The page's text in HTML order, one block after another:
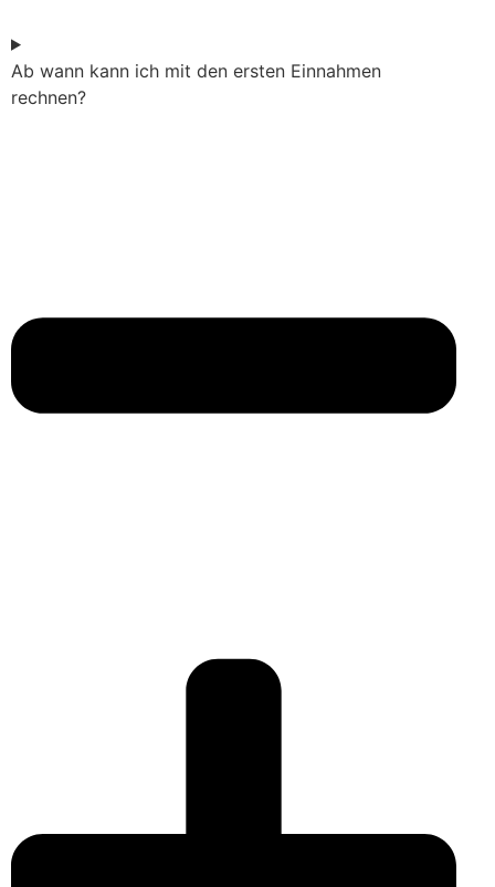
Ab wann kann ich mit den ersten Einnahmen
rechnen?